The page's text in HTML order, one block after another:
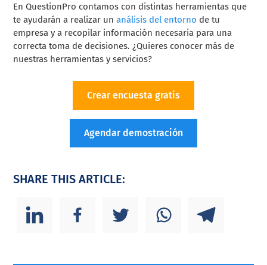
En QuestionPro contamos con distintas herramientas que
te ayudarán a realizar unanálisis del entorno de tu
empresa y a recopilar información necesaria para una
correcta toma de decisiones. ¿Quieres conocer más de
nuestras herramientas y servicios?
Crear encuesta gratis
Agendar demostración
SHARE THIS ARTICLE: